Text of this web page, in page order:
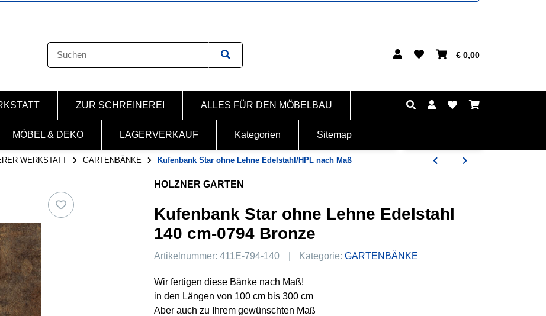
€ 0,00
ZUR SCHREINEREI ALLES FÜR DEN MÖBELBAU
MÖBEL & DEKO LAGERVERKAUF Kategorien Sitemap
WERKSTATT GARTENBÄNKE Kufenbank Star ohne Lehne Edelstahl/HPL nach Maß
HOLZNER GARTEN
Kufenbank Star ohne Lehne Edelstahl
140 cm-0794 Bronze
Artikelnummer: 411E-794-140 Kategorie: GARTENBÄNKE
Wir fertigen diese Bänke nach Maß!
in den Längen von 100 cm bis 300 cm
Aber auch zu Ihrem gewünschten Maß